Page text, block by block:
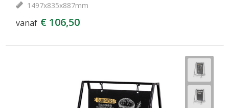
1497x835x887mm
vanaf € 106,50